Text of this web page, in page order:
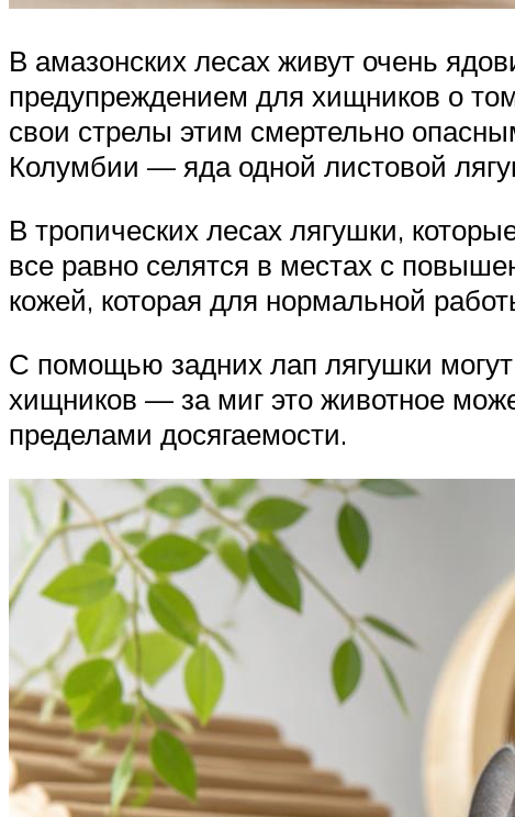
В амазонских лесах живут очень
предупреждением для хищников о
свои стрелы этим смертельно
Колумбии — яда одной листовой
В тропических лесах лягушки,
все равно селятся в местах с
кожей, которая для нормальной
С помощью задних лап лягушки могут
хищников — за миг это животное
пределами досягаемости.